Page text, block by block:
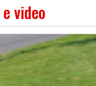
video